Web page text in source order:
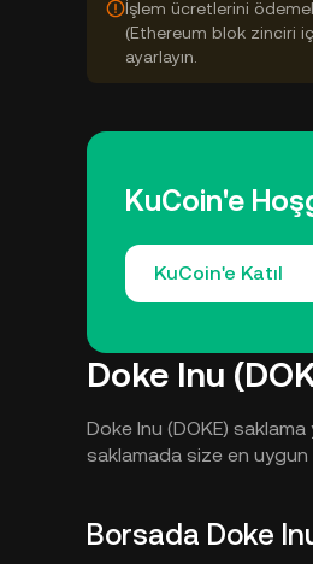
İşlem ücretlerini
(Ethereum blok zinciri
ayarlayın.
KuCoin'e
KuCoin'e Katıl
Doke Inu
Doke Inu (DOKE)
saklamada size en uygun
Borsada Doke